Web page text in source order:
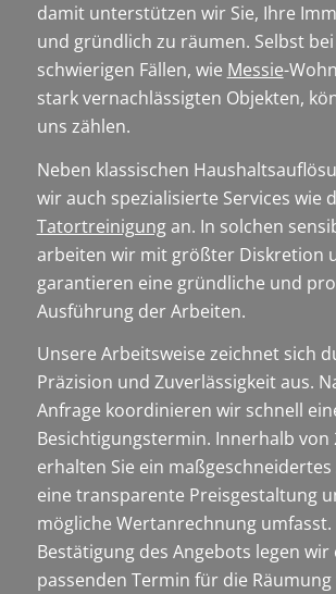
damit unterstützen wir Sie, Ihre
und gründlich zu räumen. Selbst
schwierigen Fällen, wie Messie-
stark vernachlässigten Objekten,
uns zählen.
Neben klassischen
wir auch spezialisierte Services wie
Tatortreinigungan. In solchen
arbeiten wir mit größter Diskretion
garantieren eine gründliche und
Ausführung der Arbeiten.
Unsere Arbeitsweise zeichnet sich
Präzision und Zuverlässigkeit aus.
Anfrage koordinieren wir schnell
Besichtigungstermin. Innerhalb von
erhalten Sie ein
eine transparente Preisgestaltung
mögliche Wertanrechnung umfasst.
Bestätigung des Angebots legen wir
passenden Termin für die Räumung